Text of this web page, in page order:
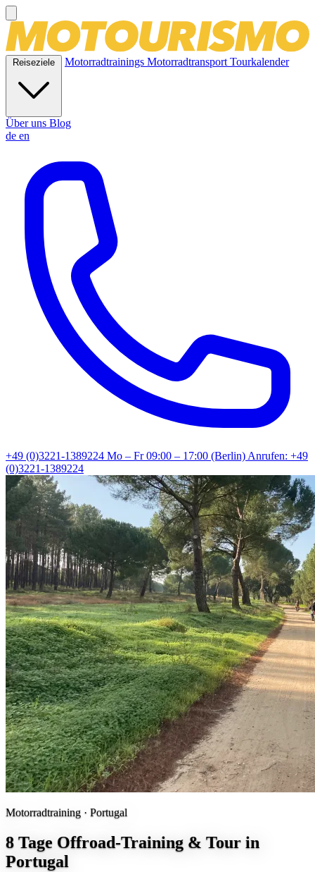
Reiseziele Motorradtrainings MotorradtransportTourkalender
Über uns Blog
de en
+49 (0)3221-1389224 Mo – Fr 09:00 – 17:00 (Berlin)Anrufen: +49
(0)3221-1389224
Motorradtraining · Portugal
8 Tage Offroad-Training & Tour in
Portugal